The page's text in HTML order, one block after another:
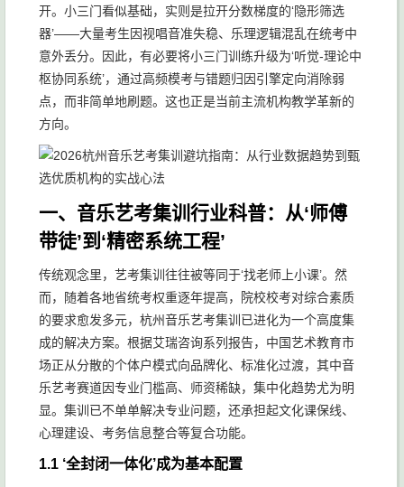
开。小三门看似基础，实则是拉开分数梯度的‘隐形筛选
器’——大量考生因视唱音准失稳、乐理逻辑混乱在统考中
意外丢分。因此，有必要将小三门训练升级为‘听觉-理论中
枢协同系统’，通过高频模考与错题归因引擎定向消除弱
点，而非简单地刷题。这也正是当前主流机构教学革新的
方向。
一、音乐艺考集训行业科普：从‘师傅
带徒’到‘精密系统工程’
传统观念里，艺考集训往往被等同于‘找老师上小课’。然
而，随着各地省统考权重逐年提高，院校校考对综合素质
的要求愈发多元，杭州音乐艺考集训已进化为一个高度集
成的解决方案。根据艾瑞咨询系列报告，中国艺术教育市
场正从分散的个体户模式向品牌化、标准化过渡，其中音
乐艺考赛道因专业门槛高、师资稀缺，集中化趋势尤为明
显。集训已不单单解决专业问题，还承担起文化课保线、
心理建设、考务信息整合等复合功能。
1.1 ‘全封闭一体化’成为基本配置